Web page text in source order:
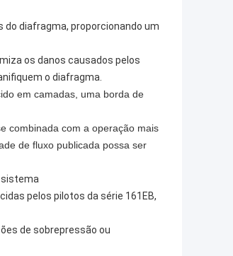
do diafragma, proporcionando um
os danos causados pelos
o diafragma.
em camadas, uma borda de
combinada com a operação mais
de fluxo publicada possa ser
sistema
pelos pilotos da série 161EB,
de sobrepressão ou